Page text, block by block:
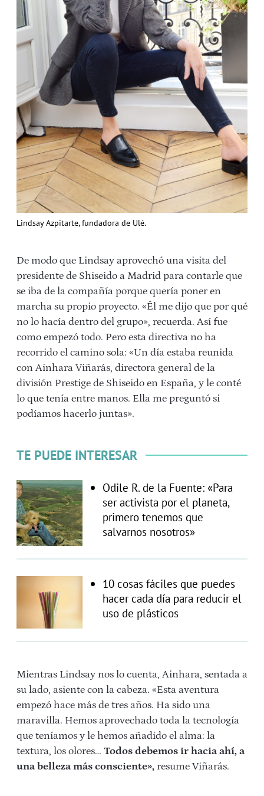
Lindsay Azpitarte, fundadora de Ulé.
De modo que Lindsay aprovechó una visita del
presidente de Shiseido a Madrid para contarle que
se iba de la compañía porque quería poner en
marcha su propio proyecto. «Él me dijo que por qué
no lo hacía dentro del grupo», recuerda. Así fue
como empezó todo. Pero esta directiva no ha
recorrido el camino sola: «Un día estaba reunida
con Ainhara Viñarás, directora general de la
división Prestige de Shiseido en España, y le conté
lo que tenía entre manos. Ella me preguntó si
podíamos hacerlo juntas».
TE PUEDE INTERESAR
Odile R. de la Fuente: «Para
ser activista por el planeta,
primero tenemos que
salvarnos nosotros»
10 cosas fáciles que puedes
hacer cada día para reducir el
uso de plásticos
Mientras Lindsay nos lo cuenta, Ainhara, sentada a
su lado, asiente con la cabeza. «Esta aventura
empezó hace más de tres años. Ha sido una
maravilla. Hemos aprovechado toda la tecnología
que teníamos y le hemos añadido el alma: la
textura, los olores… Todos debemos ir hacia ahí, a
una belleza más consciente», resume Viñarás.